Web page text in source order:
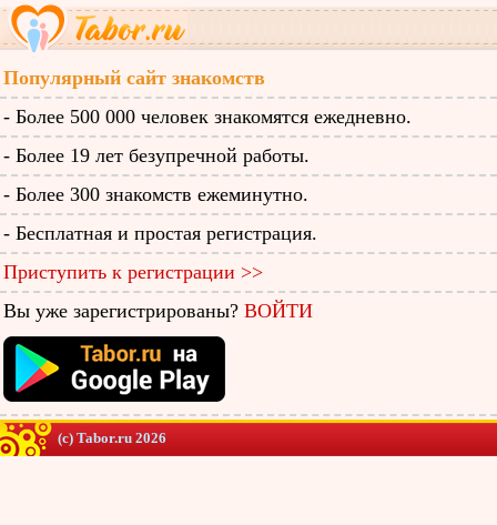
Популярный сайт знакомств
- Более 500 000 человек знакомятся ежедневно.
- Более 19 лет безупречной работы.
- Более 300 знакомств ежеминутно.
- Бесплатная и простая регистрация.
Приступить к регистрации >>
Вы уже зарегистрированы? ВОЙТИ
(c) Tabor.ru 2026